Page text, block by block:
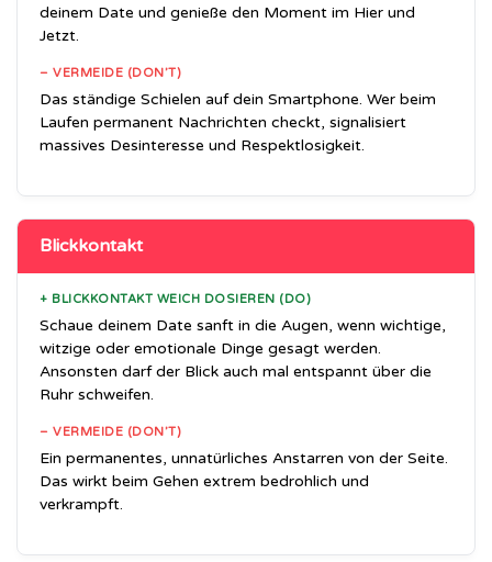
deinem Date und genieße den Moment im Hier und
Jetzt.
– VERMEIDE (DON’T)
Das ständige Schielen auf dein Smartphone. Wer beim
Laufen permanent Nachrichten checkt, signalisiert
massives Desinteresse und Respektlosigkeit.
Blickkontakt
+ BLICKKONTAKT WEICH DOSIEREN (DO)
Schaue deinem Date sanft in die Augen, wenn wichtige,
witzige oder emotionale Dinge gesagt werden.
Ansonsten darf der Blick auch mal entspannt über die
Ruhr schweifen.
– VERMEIDE (DON’T)
Ein permanentes, unnatürliches Anstarren von der Seite.
Das wirkt beim Gehen extrem bedrohlich und
verkrampft.